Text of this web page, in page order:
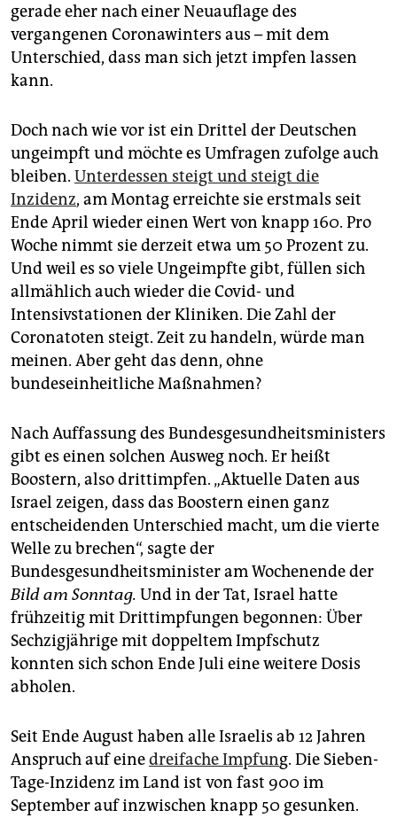
gerade eher nach einer Neuauflage des
vergangenen Coronawinters aus – mit dem
Unterschied, dass man sich jetzt impfen lassen
kann.
Doch nach wie vor ist ein Drittel der Deutschen
ungeimpft und möchte es Umfragen zufolge auch
bleiben. Unterdessen steigt und steigt die
Inzidenz, am Montag erreichte sie erstmals seit
Ende April wieder einen Wert von knapp 160. Pro
Woche nimmt sie derzeit etwa um 50 Prozent zu.
Und weil es so viele Ungeimpfte gibt, füllen sich
allmählich auch wieder die Covid- und
Intensivstationen der Kliniken. Die Zahl der
Coronatoten steigt. Zeit zu handeln, würde man
meinen. Aber geht das denn, ohne
bundeseinheitliche Maßnahmen?
Nach Auffassung des Bundesgesundheitsministers
gibt es einen solchen Ausweg noch. Er heißt
Boostern, also drittimpfen. „Aktuelle Daten aus
Israel zeigen, dass das Boostern einen ganz
entscheidenden Unterschied macht, um die vierte
Welle zu brechen“, sagte der
Bundesgesundheitsminister am Wochenende der
Bild am Sonntag. Und in der Tat, Israel hatte
frühzeitig mit Drittimpfungen begonnen: Über
Sechzigjährige mit doppeltem Impfschutz
konnten sich schon Ende Juli eine weitere Dosis
abholen.
Seit Ende August haben alle Israelis ab 12 Jahren
Anspruch auf einedreifache Impfung. Die Sieben-
Tage-Inzidenz im Land ist von fast 900 im
September auf inzwischen knapp 50 gesunken.